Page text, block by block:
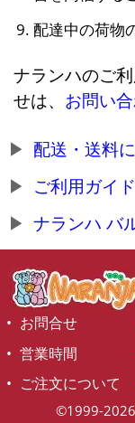
配達中の荷物
ナランハのご
せは、 お問い
配送・送料
ご利用ガイド
ナランハ バ
お問合せ
営業時間
ご注文について
©1999-2026